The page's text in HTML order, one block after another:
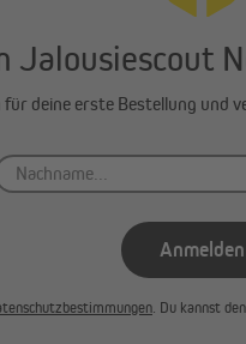
Jalousiescout
deine erste Bestellung und
Anmelden
. Du kannst